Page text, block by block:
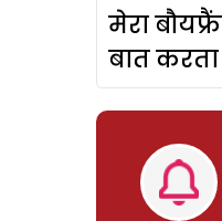
मेरा
बात